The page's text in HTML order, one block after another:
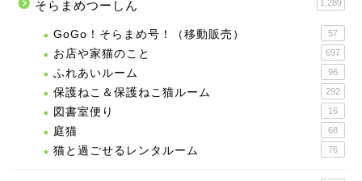
そらまめつーしん 1,289
GoGo！そらまめ号！（移動販売） 57
お店や家猫のこと 697
ふれあいルーム 96
保護ねこ＆保護ねこ猫ルーム 292
図書室便り 16
庭猫 68
猫と過ごせるレンタルーム 76